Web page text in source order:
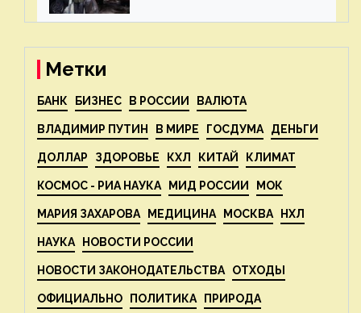
— новости экологии на
Метки
БАНК БИЗНЕС В РОССИИ ВАЛЮТА
ВЛАДИМИР ПУТИН В МИРЕ ГОСДУМА ДЕНЬГИ
ДОЛЛАР ЗДОРОВЬЕ КХЛ КИТАЙ КЛИМАТ
КОСМОС - РИА НАУКА МИД РОССИИ МОК
МАРИЯ ЗАХАРОВА МЕДИЦИНА МОСКВА НХЛ
НАУКА НОВОСТИ РОССИИ
НОВОСТИ ЗАКОНОДАТЕЛЬСТВА ОТХОДЫ
ОФИЦИАЛЬНО ПОЛИТИКА ПРИРОДА